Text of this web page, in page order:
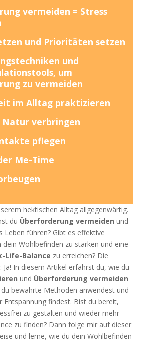
vermeiden = Stress
und Prioritäten setzen
und
um
zu vermeiden
im Alltag praktizieren
Natur verbringen
pflegen
Me-Time
hektischen Alltag allgegenwärtig.
du Überforderung vermeiden und
Leben führen? Gibt es effektive
dein Wohlbefinden zu stärken und eine
Life-Balance zu erreichen? Die
In diesem Artikel erfährst du, wie du
und Überforderung vermeiden
bewährte Methoden anwendest und
Entspannung findest. Bist du bereit,
zu gestalten und wieder mehr
zu finden? Dann folge mir auf dieser
und lerne, wie du dein Wohlbefinden